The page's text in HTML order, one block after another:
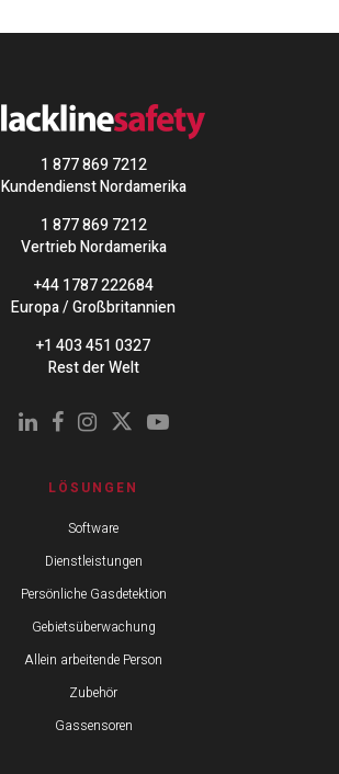
1 877 869 7212
Kundendienst Nordamerika
1 877 869 7212
Vertrieb Nordamerika
+44 1787 222684
Europa / Großbritannien
+1 403 451 0327
Rest der Welt
LÖSUNGEN
Software
Dienstleistungen
Persönliche Gasdetektion
Gebietsüberwachung
Allein arbeitende Person
Zubehör
Gassensoren